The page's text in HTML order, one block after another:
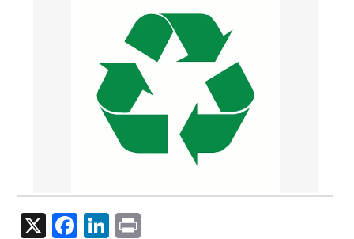
X Facebook
LinkedIn